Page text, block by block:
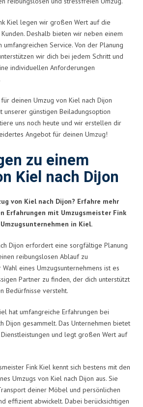
Kiel legen wir großen Wert auf die
Deshalb bieten wir neben einem
umfangreichen Service. Von der Planung
wir dich bei jedem Schritt und
individuellen Anforderungen
deinen Umzug von Kiel nach Dijon
unserer günstigen Beiladungsoption
uns noch heute und wir erstellen dir
Angebot für deinen Umzug!
zu einem
Kiel nach Dijon
von Kiel nach Dijon? Erfahre mehr
Erfahrungen mit Umzugsmeister Fink
in Kiel.
Dijon erfordert eine sorgfältige Planung
reibungslosen Ablauf zu
eines Umzugsunternehmens ist es
Partner zu finden, der dich unterstützt
Bedürfnisse versteht.
hat umfangreiche Erfahrungen bei
Dijon gesammelt. Das Unternehmen bietet
und legt großen Wert auf
Fink Kiel kennt sich bestens mit den
Umzugs von Kiel nach Dijon aus. Sie
deiner Möbel und persönlichen
effizient abwickelt. Dabei berücksichtigen